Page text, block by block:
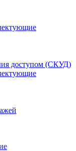
доступом (СКУД)